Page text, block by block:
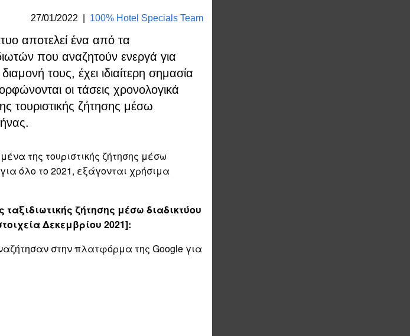
27/01/2022 100% Hotel Specials Team
αποτελεί ένα από τα
που αναζητούν ενεργά για
τους, έχει ιδιαίτερη σημασία
οι τάσεις χρονολογικά
τουριστικής ζήτησης μέσω
της τουριστικής ζήτησης μέσω
όλο το 2021, εξάγονται χρήσιμα
ζήτησης μέσω διαδικτύου
Δεκεμβρίου 2021]:
στην πλατφόρμα της Google για